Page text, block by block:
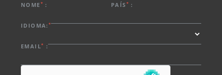
NOME* : PAÍS* :
IDIOMA:*
EMAIL* :